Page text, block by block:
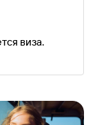
виза.